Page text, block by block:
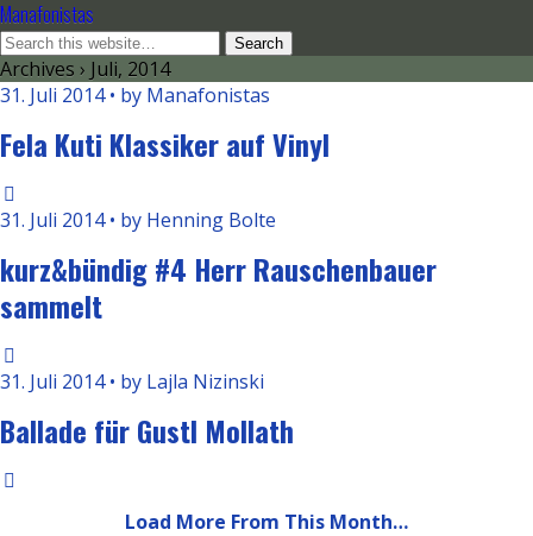
Manafonistas
Archives › Juli, 2014
31. Juli 2014 • by Manafonistas
Fela Kuti Klassiker auf Vinyl
31. Juli 2014 • by Henning Bolte
kurz&bündig #4 Herr Rauschenbauer
sammelt
31. Juli 2014 • by Lajla Nizinski
Ballade für Gustl Mollath
Load More From This Month…